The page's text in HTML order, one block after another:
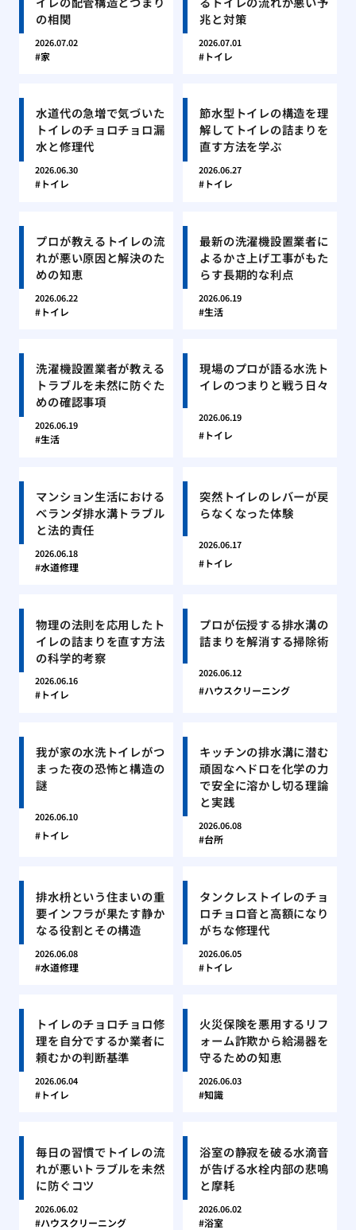
の相関
2026.07.02
家
兆と対策
2026.07.01
トイレ
水道代の急増で気づいた
トイレのチョロチョロ漏
水と修理代
2026.06.30
トイレ
節水型トイレの構造を理
解してトイレの詰まりを
直す方法を学ぶ
2026.06.27
トイレ
プロが教えるトイレの流
れが悪い原因と解決のた
めの知恵
2026.06.22
トイレ
最新の洗濯機設置業者に
よるかさ上げ工事がもた
らす長期的な利点
2026.06.19
生活
洗濯機設置業者が教える
トラブルを未然に防ぐた
めの確認事項
2026.06.19
生活
現場のプロが語る水洗ト
イレのつまりと戦う日々
2026.06.19
トイレ
マンション生活における
ベランダ排水溝トラブル
と法的責任
2026.06.18
水道修理
突然トイレのレバーが戻
らなくなった体験
2026.06.17
トイレ
物理の法則を応用したト
イレの詰まりを直す方法
の科学的考察
2026.06.16
トイレ
プロが伝授する排水溝の
詰まりを解消する掃除術
2026.06.12
ハウスクリーニング
我が家の水洗トイレがつ
まった夜の恐怖と構造の
謎
2026.06.10
トイレ
キッチンの排水溝に潜む
頑固なヘドロを化学の力
で安全に溶かし切る理論
と実践
2026.06.08
台所
排水枡という住まいの重
要インフラが果たす静か
なる役割とその構造
2026.06.08
水道修理
タンクレストイレのチョ
ロチョロ音と高額になり
がちな修理代
2026.06.05
トイレ
トイレのチョロチョロ修
理を自分でするか業者に
頼むかの判断基準
2026.06.04
トイレ
火災保険を悪用するリフ
ォーム詐欺から給湯器を
守るための知恵
2026.06.03
知識
毎日の習慣でトイレの流
れが悪いトラブルを未然
に防ぐコツ
2026.06.02
ハウスクリーニング
浴室の静寂を破る水滴音
が告げる水栓内部の悲鳴
と摩耗
2026.06.02
浴室